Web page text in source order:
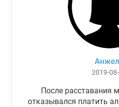
2019-
После
отказывался платить